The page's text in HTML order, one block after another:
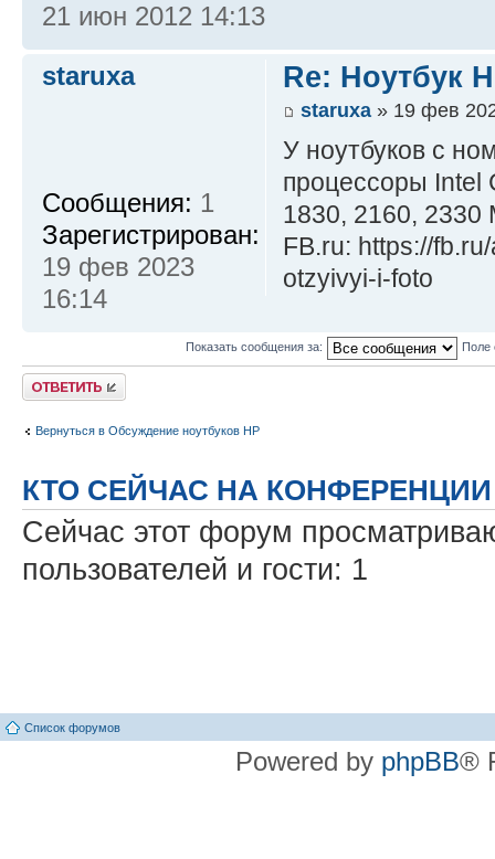
21 июн 2012 14:13
Re: Ноутбук
staruxa» 19 фев
У ноутбуков с
процессоры Intel
1830, 2160, 2330
FB.ru: https://
otzyivyi-i-foto
staruxa
Сообщения: 1
Зарегистрирован:
19 фев 2023
16:14
Показать сообщения за: Поле
Ответить
Вернуться в Обсуждение ноутбуков HP
КТО СЕЙЧАС НА КОНФЕРЕНЦИИ
Сейчас этот форум
пользователей и гости: 1
Список форумов
Powered by phpBB®